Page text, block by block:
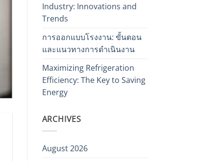
Industry: Innovations and
Trends
การออกแบบโรงงาน: ขั้นตอน
และแนวทางการดำเนินงาน
Maximizing Refrigeration
Efficiency: The Key to Saving
Energy
ARCHIVES
August 2026